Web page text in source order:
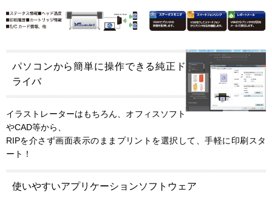
パソコンから簡単に操作できる純正ド
ライバ
イラストレーターはもちろん、オフィスソフト
やCAD等から、
RIPを介さず画面表示のままプリントを選択して、手軽に印刷スタ
ート！
使いやすいアプリケーションソフトウェア